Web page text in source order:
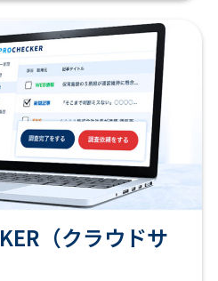
（クラウドサ